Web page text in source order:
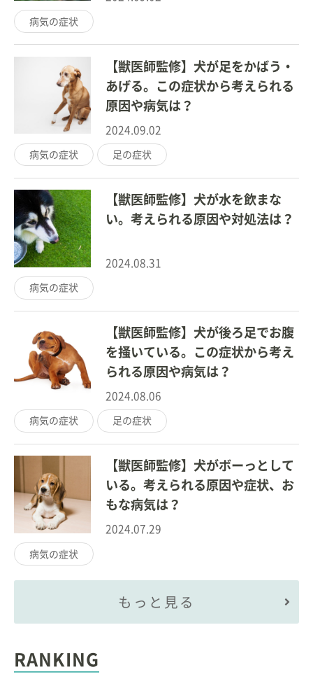
病気の症状
【獣医師監修】犬が足をかばう・
あげる。この症状から考えられる
原因や病気は？
2024.09.02
病気の症状 足の症状
【獣医師監修】犬が水を飲まな
い。考えられる原因や対処法は？
2024.08.31
病気の症状
【獣医師監修】犬が後ろ足でお腹
を掻いている。この症状から考え
られる原因や病気は？
2024.08.06
病気の症状 足の症状
【獣医師監修】犬がボーっとして
いる。考えられる原因や症状、お
もな病気は？
2024.07.29
病気の症状
もっと見る
RANKING